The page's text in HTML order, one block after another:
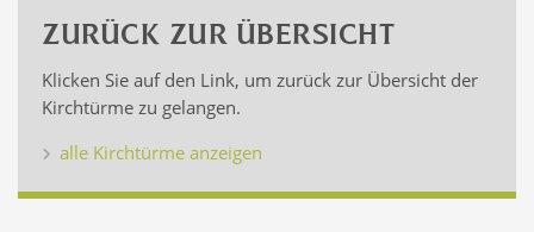
ZURÜCK ZUR ÜBERSICHT
Klicken Sie auf den Link, um zurück zur Übersicht der
Kirchtürme zu gelangen.
alle Kirchtürme anzeigen